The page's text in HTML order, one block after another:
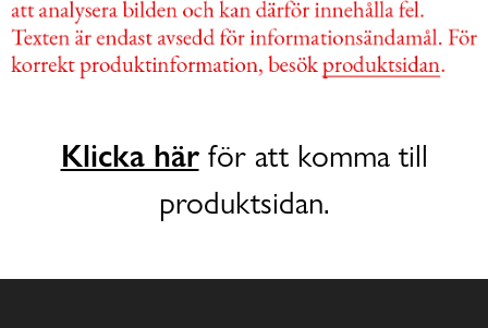
Klicka härför att komma till
produktsidan.